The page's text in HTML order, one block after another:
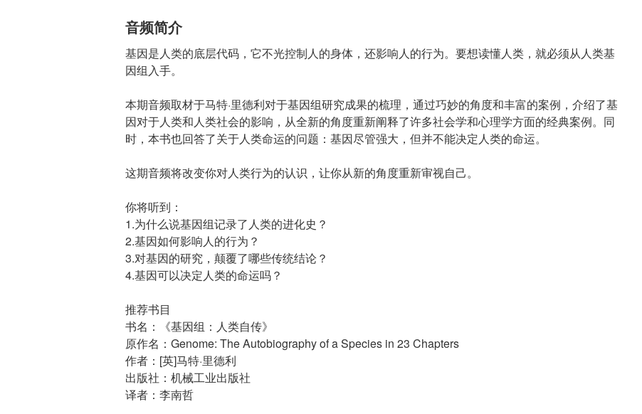
音频简介
基因是人类的底层代码，它不光控制人的身体，还影响人的行为。要想读懂人类，就必须从人类基
因组入手。
本期音频取材于马特·里德利对于基因组研究成果的梳理，通过巧妙的角度和丰富的案例，介绍了基
因对于人类和人类社会的影响，从全新的角度重新阐释了许多社会学和心理学方面的经典案例。同
时，本书也回答了关于人类命运的问题：基因尽管强大，但并不能决定人类的命运。
这期音频将改变你对人类行为的认识，让你从新的角度重新审视自己。
你将听到：
1.为什么说基因组记录了人类的进化史？
2.基因如何影响人的行为？
3.对基因的研究，颠覆了哪些传统结论？
4.基因可以决定人类的命运吗？
推荐书目
书名：《基因组：人类自传》
原作名：Genome: The Autobiography of a Species in 23 Chapters
作者：[英]马特·里德利
出版社：机械工业出版社
译者：李南哲